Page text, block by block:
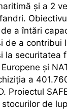
și a 2
de a întări
de a contribui
la securitatea
și
a
Proiectul
stocurilor de